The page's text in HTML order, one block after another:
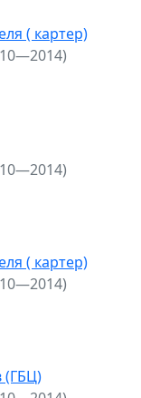
( картер)
( картер)
(ГБЦ)